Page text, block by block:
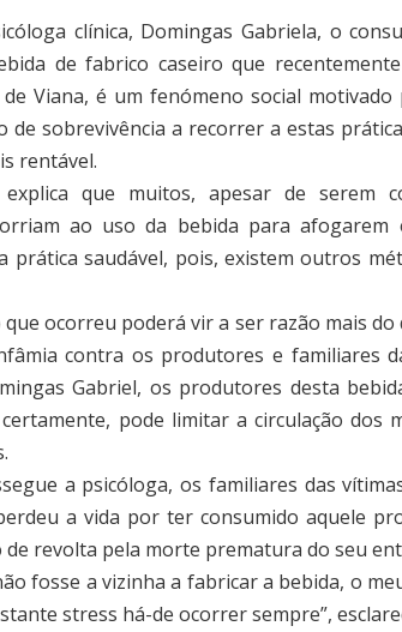
clínica, Domingas Gabriela, o
de fabrico caseiro que
Viana, é um fenómeno social
de sobrevivência a recorrer a estas
rentável.
explica que muitos, apesar de serem
ao uso da bebida para
prática saudável, pois, existem outros
que ocorreu poderá vir a ser razão mais
contra os produtores e familiares
Gabriel, os produtores desta
certamente, pode limitar a circulação
a psicóloga, os familiares das
a vida por ter consumido aquele
revolta pela morte prematura do seu
fosse a vizinha a fabricar a bebida, o
stress há-de ocorrer sempre”,